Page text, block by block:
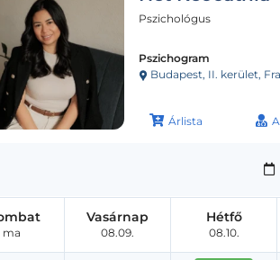
Pszichológus
Pszichogram
Budapest, II. kerület,
Árlista
ma
Vasárnap
08.09.
Hétfő
08.10.